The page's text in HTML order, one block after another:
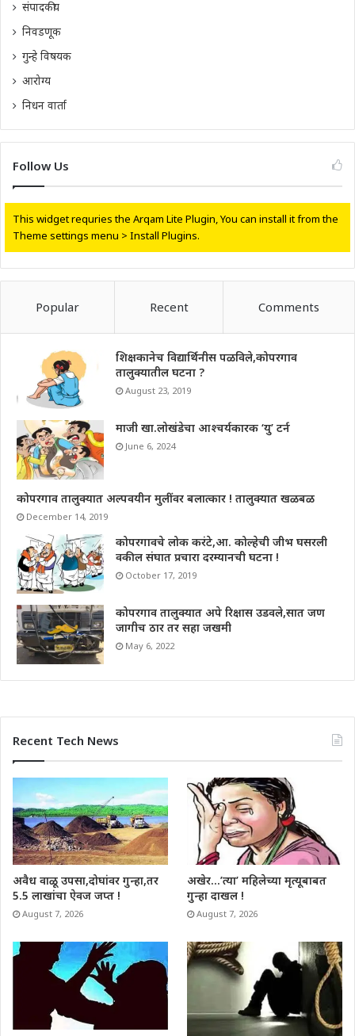
संपादकीय
निवडणूक
गुन्हे विषयक
आरोग्य
निधन वार्ता
Follow Us
This widget requries the Arqam Lite Plugin, You can install it from the
Theme settings menu > Install Plugins.
Popular Recent Comments
शिक्षकानेच विद्यार्थिनीस पळविले,कोपरगाव
तालुक्यातील घटना ?
August 23, 2019
माजी खा.लोखंडेचा आश्चर्यकारक ‘यु’ टर्न
June 6, 2024
कोपरगाव तालुक्यात अल्पवयीन मुलींवर बलात्कार ! तालुक्यात खळबळ
December 14, 2019
कोपरगावचे लोक करंटे,आ. कोल्हेची जीभ घसरली
वकील संघात प्रचारा दरम्यानची घटना !
October 17, 2019
कोपरगाव तालुक्यात अपे रिक्षास उडवले,सात जण
जागीच ठार तर सहा जखमी
May 6, 2022
Recent Tech News
अवैध वाळू उपसा,दोघांवर गुन्हा,तर
5.5 लाखांचा ऐवज जप्त !
August 7, 2026
अखेर…’त्या’ महिलेच्या मृत्यूबाबत
गुन्हा दाखल !
August 7, 2026